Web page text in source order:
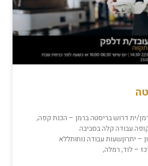
ית דרוש בריסטה ברמן – הכנת קפה,
קלה בסביבה
– יתרוןשעות עבודה נוחותללא
– לוד, רמלה,